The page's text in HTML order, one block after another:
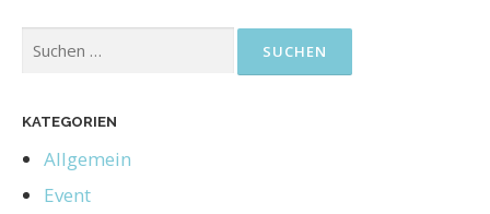
KATEGORIEN
Allgemein
Event